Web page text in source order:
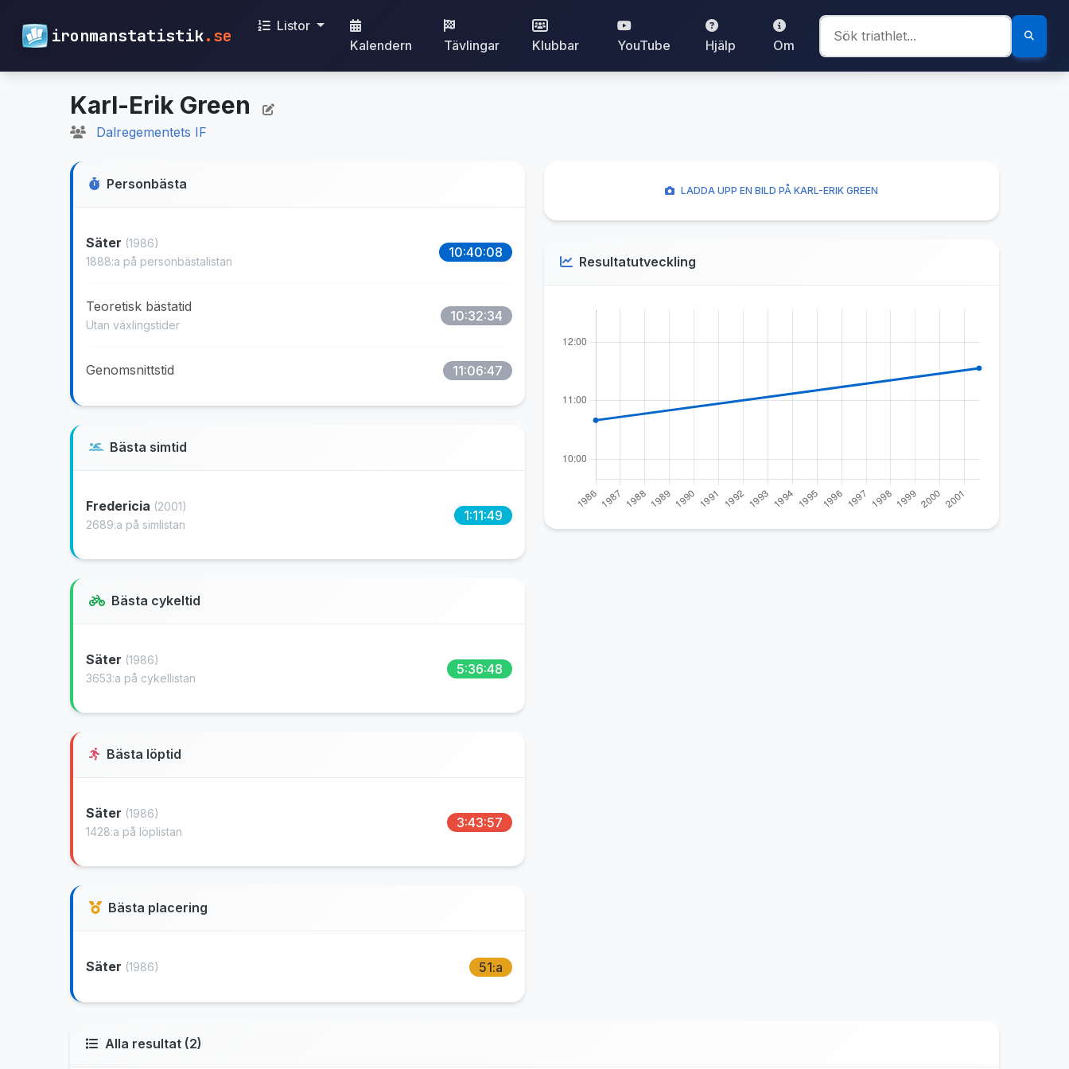
ironmanstatistik.se
Listor
Kalendern
Tävlingar Klubbar YouTube Hjälp Om
Karl-Erik Green
Dalregementets IF
Personbästa
Säter (1986)
1888:a på personbästalistan
10:40:08
Teoretisk bästatid
Utan växlingstider
10:32:34
Genomsnittstid 11:06:47
Bästa simtid
Fredericia (2001)
2689:a på simlistan
1:11:49
Bästa cykeltid
Säter (1986)
3653:a på cykellistan
5:36:48
Bästa löptid
Säter (1986)
1428:a på löplistan
3:43:57
Bästa placering
Säter (1986) 51:a
LADDA UPP EN BILD PÅ KARL-ERIK GREEN
Resultatutveckling
Alla resultat (2)